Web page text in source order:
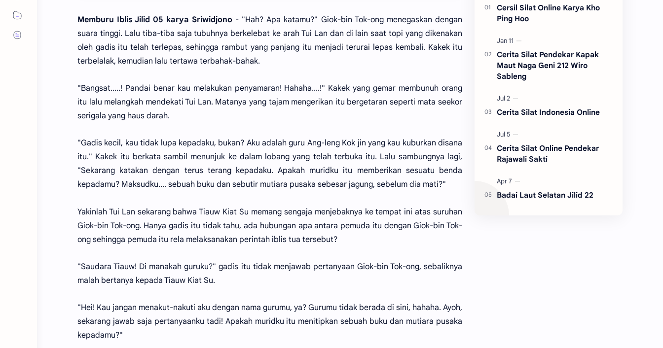
Memburu Iblis Jilid 05 karya Sriwidjono- "Hah? Apa katamu?" Giok-bin Tok-ong menegaskan dengan
suara tinggi. Lalu tiba-tiba saja tubuhnya berkelebat ke arah Tui Lan dan di lain saat topi yang dikenakan
oleh gadis itu telah terlepas, sehingga rambut yang panjang itu menjadi terurai lepas kembali. Kakek itu
terbelalak, kemudian lalu tertawa terbahak-bahak.
"Bangsat.....! Pandai benar kau melakukan penyamaran! Hahaha....!" Kakek yang gemar membunuh orang
itu lalu melangkah mendekati Tui Lan. Matanya yang tajam mengerikan itu bergetaran seperti mata seekor
serigala yang haus darah.
"Gadis kecil, kau tidak lupa kepadaku, bukan? Aku adalah guru Ang-leng Kok jin yang kau kuburkan disana
itu." Kakek itu berkata sambil menunjuk ke dalam lobang yang telah terbuka itu. Lalu sambungnya lagi,
"Sekarang katakan dengan terus terang kepadaku. Apakah muridku itu memberikan sesuatu benda
kepadamu? Maksudku.... sebuah buku dan sebutir mutiara pusaka sebesar jagung, sebelum dia mati?"
Yakinlah Tui Lan sekarang bahwa Tiauw Kiat Su memang sengaja menjebaknya ke tempat ini atas suruhan
Giok-bin Tok-ong. Hanya gadis itu tidak tahu, ada hubungan apa antara pemuda itu dengan Giok-bin Tok-
ong sehingga pemuda itu rela melaksanakan perintah iblis tua tersebut?
"Saudara Tiauw! Di manakah guruku?" gadis itu tidak menjawab pertanyaan Giok-bin Tok-ong, sebaliknya
malah bertanya kepada Tiauw Kiat Su.
"Hei! Kau jangan menakut-nakuti aku dengan nama gurumu, ya? Gurumu tidak berada di sini, hahaha. Ayoh,
sekarang jawab saja pertanyaanku tadi! Apakah muridku itu menitipkan sebuah buku dan mutiara pusaka
kepadamu?"
Cersil Silat Online Karya Kho
Ping Hoo
Cerita Silat Pendekar Kapak
Maut Naga Geni 212 Wiro
Sableng
Cerita Silat Indonesia Online
Cerita Silat Online Pendekar
Rajawali Sakti
Badai Laut Selatan Jilid 22